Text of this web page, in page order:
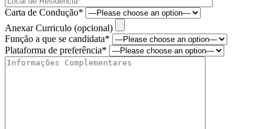
Carta de Condução*
Anexar Curriculo (opcional)
Função a que se candidata*
Plataforma de preferência*